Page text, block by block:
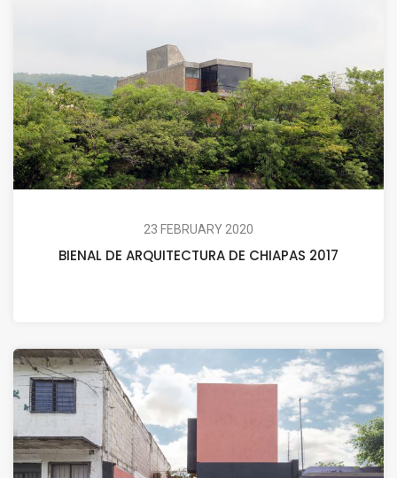
23 FEBRUARY 2020
BIENAL DE ARQUITECTURA DE CHIAPAS 2017